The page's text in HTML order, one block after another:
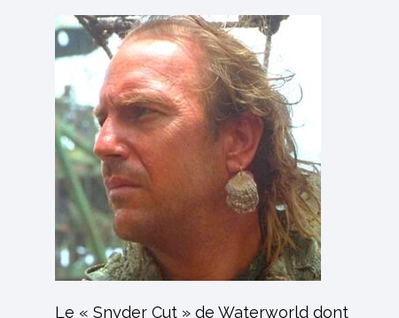
Le « Snyder Cut » de Waterworld dont